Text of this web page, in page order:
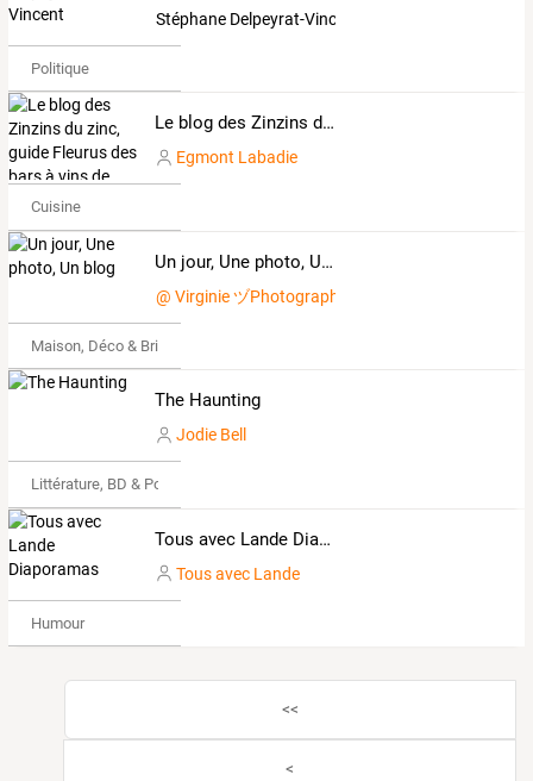
Stéphane Delpeyrat-Vincent
Politique
Le blog des Zinzins du zinc, guide Fleurus des bars à vins de France - Photos Pierrick Bourgault, textes Egmont Labadie
Egmont Labadie
Cuisine
Un jour, Une photo, Un blog
@ Virginie ヅPhotography
Maison, Déco & Bricolage
The Haunting
Jodie Bell
Littérature, BD & Poésie
Tous avec Lande Diaporamas
Tous avec Lande
Humour
<<
<